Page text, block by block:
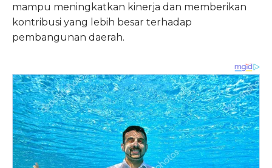
mampu meningkatkan kinerja dan memberikan
kontribusi yang lebih besar terhadap
pembangunan daerah.